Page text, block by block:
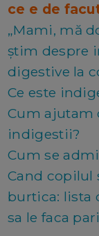
ce e de
„Mami, mă
știm despre
digestive la
Ce este
Cum ajutam
indigestii?
Cum se
Cand copilul
burtica: lista
sa le faca